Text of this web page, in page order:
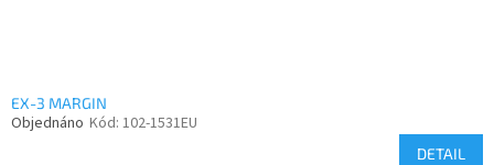
EX-3 MARGIN
Objednáno Kód: 102-1531EU
DETAIL